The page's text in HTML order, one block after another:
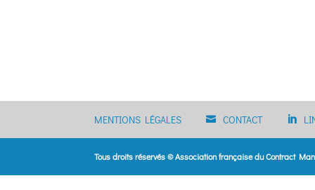
MENTIONS LÉGALES CONTACT
Tous droits réservés © Association française du Contract